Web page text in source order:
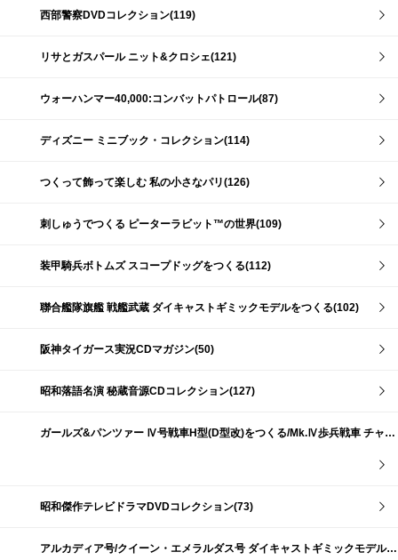
西部警察DVDコレクション(119)
リサとガスパール ニット&クロシェ(121)
ウォーハンマー40,000:コンバットパトロール(87)
ディズニー ミニブック・コレクション(114)
つくって飾って楽しむ 私の小さなパリ(126)
刺しゅうでつくる ピーターラビット™の世界(109)
装甲騎兵ボトムズ スコープドッグをつくる(112)
聯合艦隊旗艦 戦艦武蔵 ダイキャストギミックモデルをつくる(102)
阪神タイガース実況CDマガジン(50)
昭和落語名演 秘蔵音源CDコレクション(127)
ガールズ&パンツァー Ⅳ号戦車H型(D型改)をつくる/Mk.Ⅳ歩兵戦車 チャーチルMk.Ⅶをつくる(191)
昭和傑作テレビドラマDVDコレクション(73)
アルカディア号/クイーン・エメラルダス号 ダイキャストギミックモデルをつくる(159)